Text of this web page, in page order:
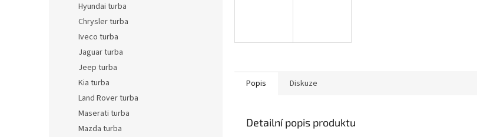
Hyundai turba
Chrysler turba
Iveco turba
Jaguar turba
Jeep turba
Kia turba
Land Rover turba
Maserati turba
Mazda turba
Popis Diskuze
Detailní popis produktu